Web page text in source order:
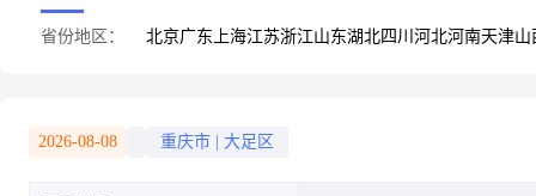
省份地区： 北京广东 上海江苏浙江山东湖北四川 河北河南天津山
2026-08-08 重庆市 大足区